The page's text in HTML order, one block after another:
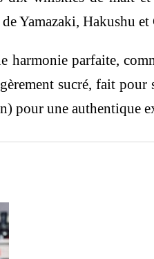
Yamazaki, Hakushu et
harmonie parfaite,
sucré, fait
pour une authentique